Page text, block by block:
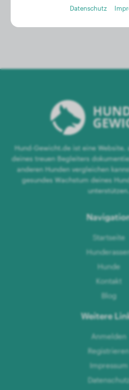
Hund-Gewicht.de ist eine
deines treuen Begleiters
anderen Hunden vergleichen
gesundes Wachstum deines
unterstützen.
Startseite
Hunde
Kontakt
Blog
Weitere
Anmelden
Registrieren
Impressum
Datenschutz